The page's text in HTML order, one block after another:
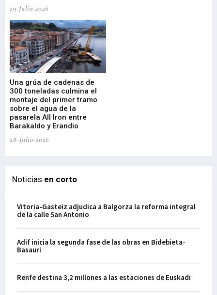
29-Julio-2026
Una grúa de cadenas de
300 toneladas culmina el
montaje del primer tramo
sobre el agua de la
pasarela All Iron entre
Barakaldo y Erandio
28-Julio-2026
Noticias en corto
Vitoria-Gasteiz adjudica a Balgorza la reforma integral
de la calle San Antonio
Adif inicia la segunda fase de las obras en Bidebieta-
Basauri
Renfe destina 3,2 millones a las estaciones de Euskadi